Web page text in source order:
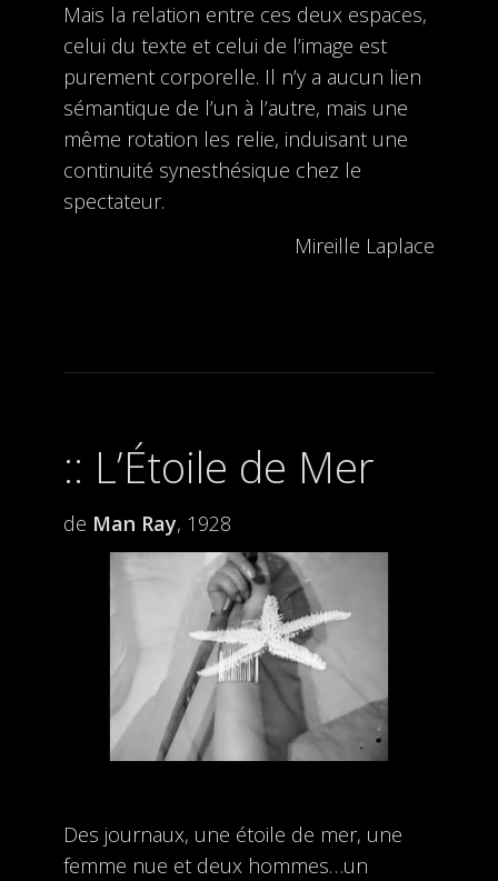
Mais la relation entre ces deux espaces,
celui du texte et celui de l’image est
purement corporelle. Il n’y a aucun lien
sémantique de l’un à l’autre, mais une
même rotation les relie, induisant une
continuité synesthésique chez le
spectateur.
Mireille Laplace
L’Étoile de Mer
de Man Ray, 1928
Des journaux, une étoile de mer, une
femme nue et deux hommes…un